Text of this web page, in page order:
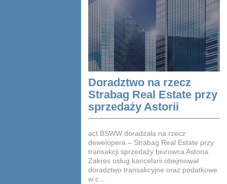
Doradztwo na rzecz
Strabag Real Estate przy
sprzedaży Astorii
act BSWW doradzała na rzecz
dewelopera – Strabag Real Estate przy
transakcji sprzedaży biurowca Astoria.
Zakres usług kancelarii obejmował
doradztwo transakcyjne oraz podatkowe
w c...